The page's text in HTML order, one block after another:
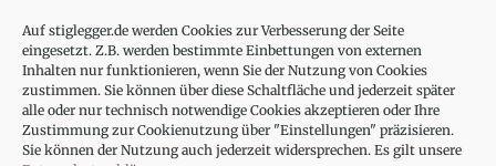
Auf stiglegger.de werden Cookies zur Verbesserung der Seite
eingesetzt. Z.B. werden bestimmte Einbettungen von externen
Inhalten nur funktionieren, wenn Sie der Nutzung von Cookies
zustimmen. Sie können über diese Schaltfläche und jederzeit später
alle oder nur technisch notwendige Cookies akzeptieren oder Ihre
Zustimmung zur Cookienutzung über "Einstellungen" präzisieren.
Sie können der Nutzung auch jederzeit widersprechen. Es gilt unsere
Essay